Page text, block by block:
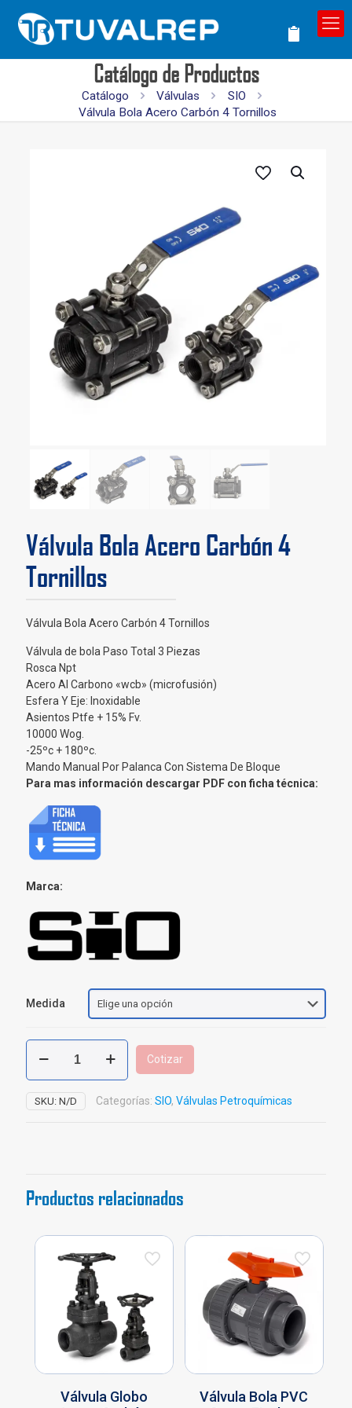
Catálogo de Productos
Catálogo Válvulas
SIO
Válvula Bola Acero Carbón 4 Tornillos
Válvula Bola Acero Carbón 4
Tornillos
Válvula Bola Acero Carbón 4 Tornillos
Válvula de bola Paso Total 3 Piezas
Rosca Npt
Acero Al Carbono «wcb» (microfusión)
Esfera Y Eje: Inoxidable
Asientos Ptfe + 15% Fv.
10000 Wog.
-25ºc + 180ºc.
Mando Manual Por Palanca Con Sistema De Bloque
Para mas información descargar PDF con ficha técnica:
Marca:
Medida
Válvula
Bola
Acero
Carbón
4
Cotizar
SKU: N/D Categorías: SIO, Válvulas Petroquímicas
Productos relacionados
Válvula Globo
Válvula Bola PVC